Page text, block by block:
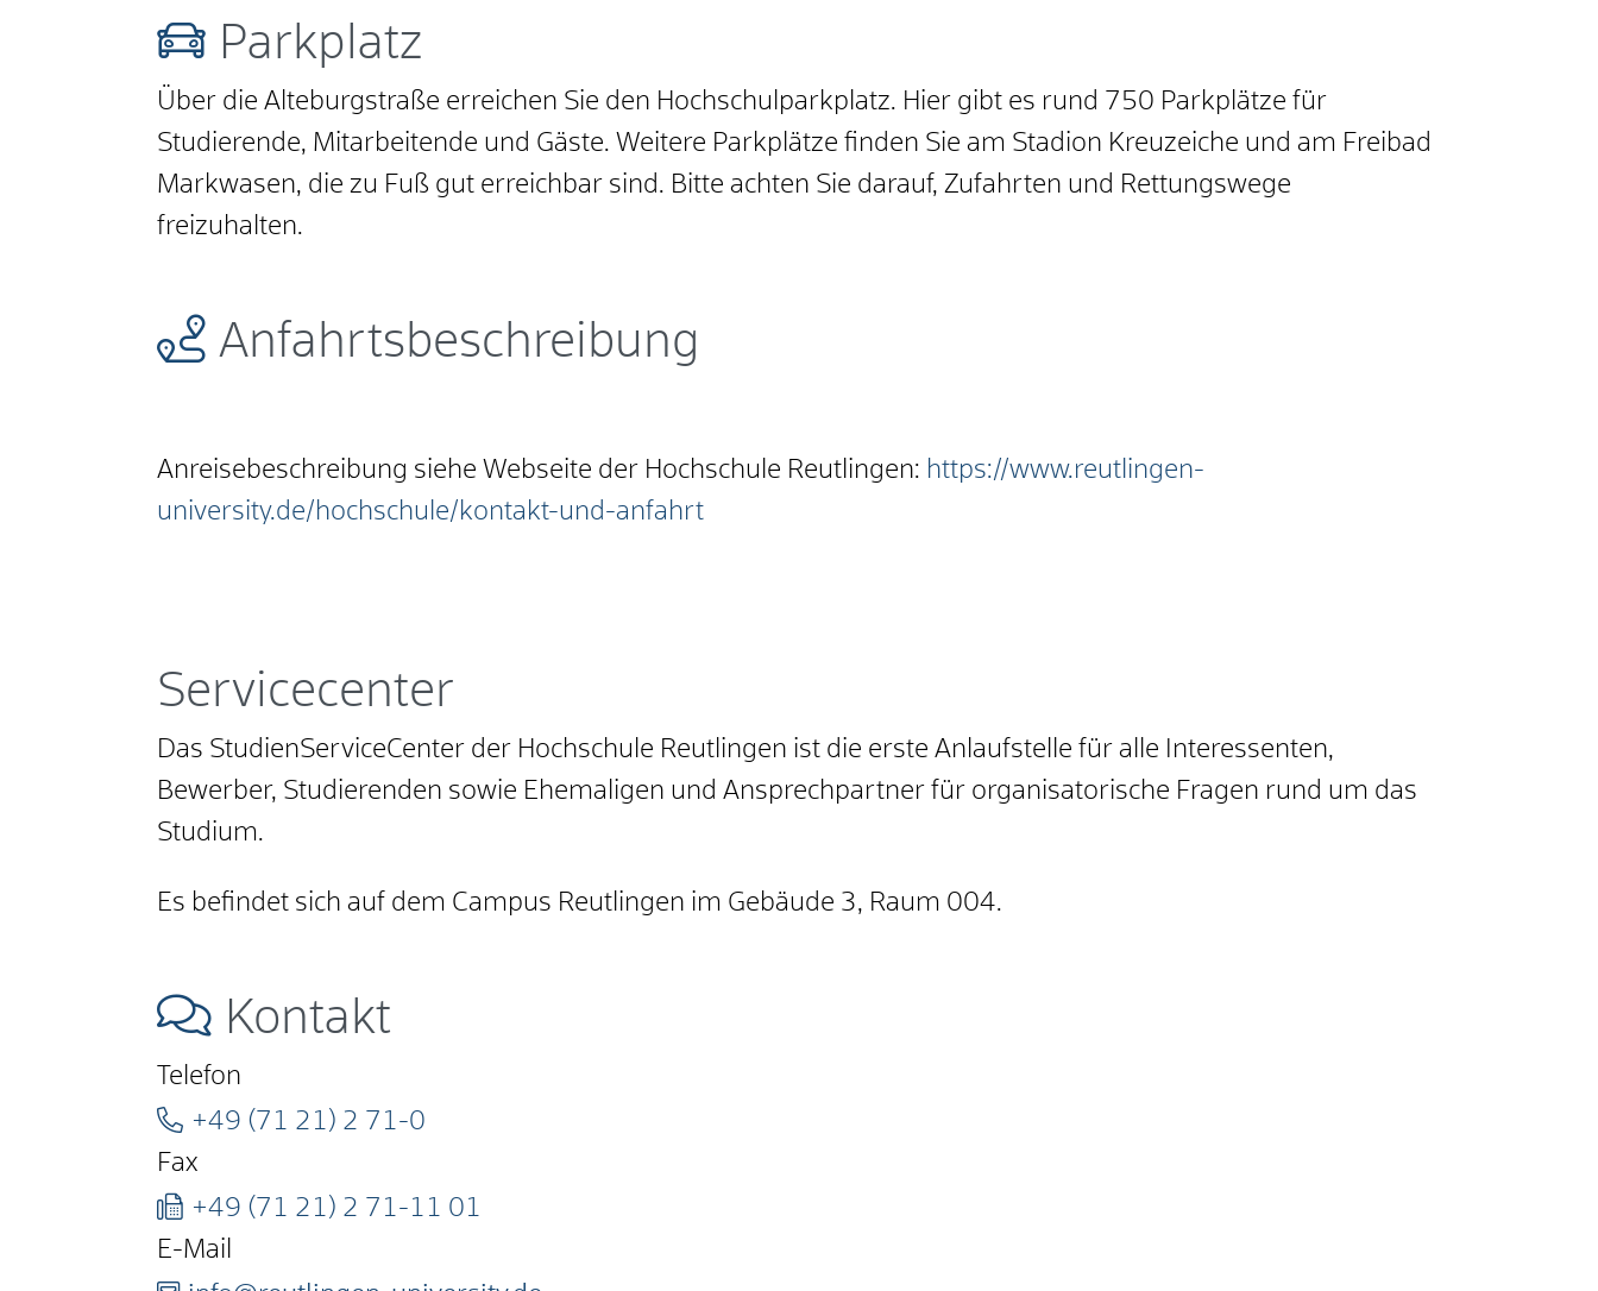
Parkplatz
Über die Alteburgstraße erreichen Sie den Hochschulparkplatz. Hier gibt es rund 750 Parkplätze für
Studierende, Mitarbeitende und Gäste. Weitere Parkplätze finden Sie am Stadion Kreuzeiche und am Freibad
Markwasen, die zu Fuß gut erreichbar sind. Bitte achten Sie darauf, Zufahrten und Rettungswege
freizuhalten.
Anfahrtsbeschreibung
Anreisebeschreibung siehe Webseite der Hochschule Reutlingen: https://www.reutlingen-
university.de/hochschule/kontakt-und-anfahrt
Servicecenter
Das StudienServiceCenter der Hochschule Reutlingen ist die erste Anlaufstelle für alle Interessenten,
Bewerber, Studierenden sowie Ehemaligen und Ansprechpartner für organisatorische Fragen rund um das
Studium.
Es befindet sich auf dem Campus Reutlingen im Gebäude 3, Raum 004.
Kontakt
Telefon
+49 (71 21) 2 71-0
Fax
+49 (71 21) 2 71-11 01
E-Mail